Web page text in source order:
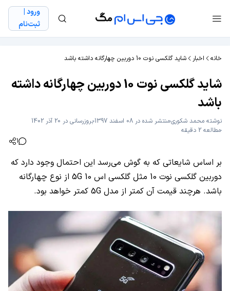
ورود |
ثبت‌نام
خانه اخبار شاید گلکسی نوت 10 دوربین چهارگانه داشته باشد
شاید گلکسی نوت 10 دوربین چهارگانه داشته
باشد
نوشته محمد شکوریمنتشر شده در 08 اسفند 1397
بروزرسانی در 20 آذر 1402
مطالعه 2 دقیقه
1
بر اساس شایعاتی که به گوش می‌رسد این احتمال وجود دارد که
دوربین گلکسی نوت 10 مثل گلکسی اس 10 5G از نوع چهارگانه
باشد. هرچند قیمت آن کمتر از مدل 5G کمتر خواهد بود.